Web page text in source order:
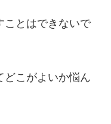
ことはできないで
どこがよいか悩ん